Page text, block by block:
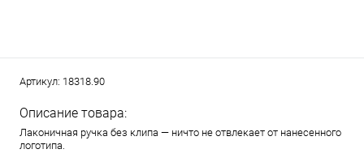
Артикул: 18318.90
Описание товара:
Лаконичная ручка без клипа — ничто не отвлекает от нанесенного
логотипа.